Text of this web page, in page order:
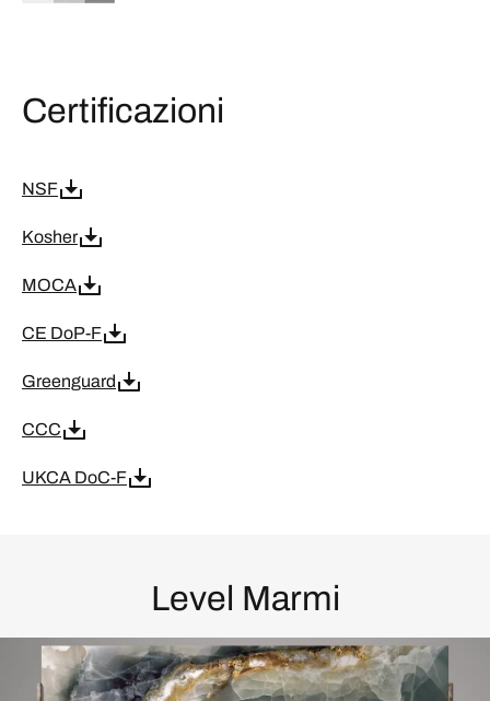
Certificazioni
NSF
Kosher
MOCA
CE DoP-F
Greenguard
CCC
UKCA DoC-F
Level Marmi